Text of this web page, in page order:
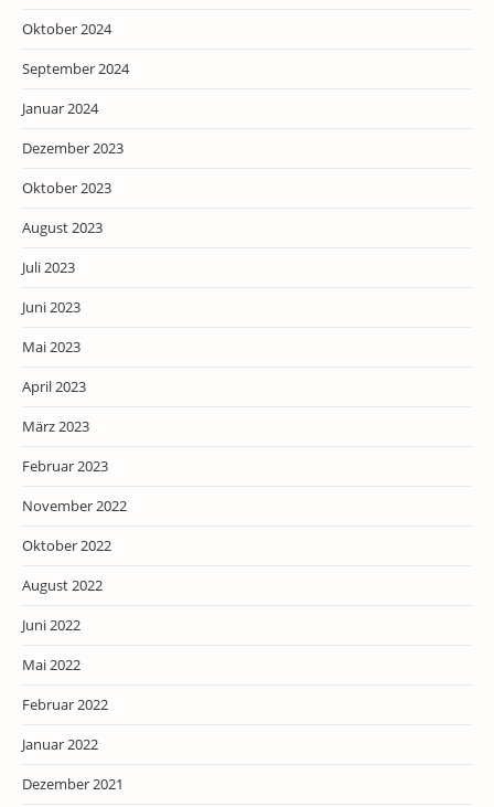
Oktober 2024
September 2024
Januar 2024
Dezember 2023
Oktober 2023
August 2023
Juli 2023
Juni 2023
Mai 2023
April 2023
März 2023
Februar 2023
November 2022
Oktober 2022
August 2022
Juni 2022
Mai 2022
Februar 2022
Januar 2022
Dezember 2021